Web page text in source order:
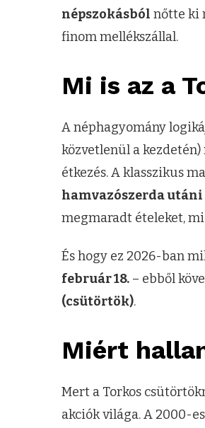
népszokásból nőtte ki
finom mellékszállal.
Mi is az a
A néphagyomány
közvetlenül a
étkezés. A klasszikus
hamvazószerda
megmaradt ételeket,
És hogy ez 2026-ban
február 18. – ebből
(csütörtök).
Miért
Mert a Torkos
akciók világa. A 2000-